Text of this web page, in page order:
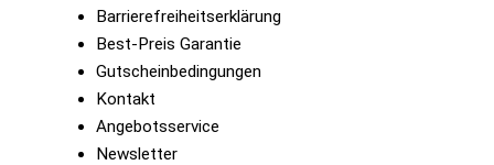
Barrierefreiheitserklärung
Best-Preis Garantie
Gutscheinbedingungen
Kontakt
Angebotsservice
Newsletter